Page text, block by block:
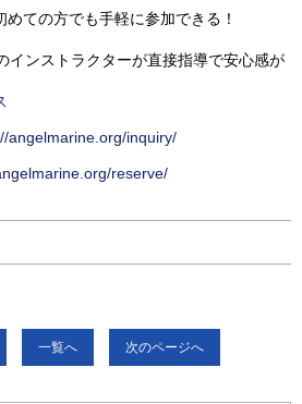
ての方でも手軽に参加できる！
ンストラクターが直接指導で安心感が
angelmarine.org/inquiry/
reserve/
一覧へ 次のページへ